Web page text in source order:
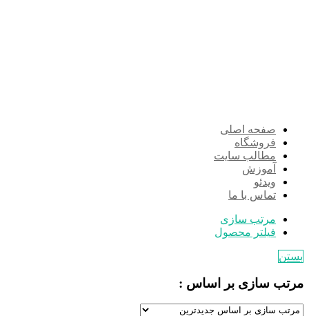
صفحه اصلی
فروشگاه
مطالب سایت
آموزش
ویدئو
تماس با ما
مرتب سازی
فیلتر محصول
بستن
مرتب سازی بر اساس :